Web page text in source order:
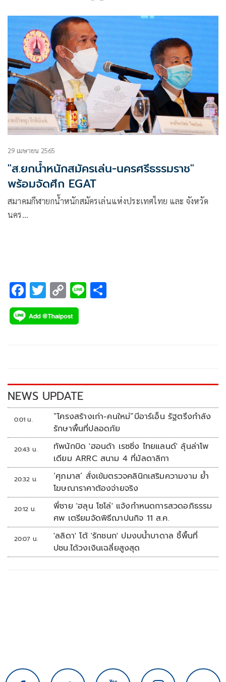
อายุ ในการแข่งขันกีฬาเทเบิลเทนนิสเพื่อความชนะเลิศแห่ง
ประเทศไทย ชิงถ้วยพระราชทาน ประจำปี 2565
29 เมษายน 2565
"ส.ยกน้ำหนักสมัครเล่น-นครศรีธรรมราช"
พร้อมจัดศึก EGAT
สมาคมกีฬายกน้ำหนักสมัครเล่นแห่งประเทศไทย และ จังหวัด
นคร…
F
ac
e
k
T
wi
tt
C
o
p
k
Li
NEWS UPDATE
0:01 น.
“โครงสร้างเก่า-คนใหม่”บีอาร์เอ็น รัฐตรึงกำลัง
รักษาพื้นที่ปลอดภัย
20:43 น.
ทัพนักบิด 'ฮอนด้า เรซซิ่ง ไทยแลนด์' ลุ้นล่าโพ
เดียม ARRC สนาม 4 ที่มัลดาลิกา
20:32 น.
‘ศุภมาส’ สั่งเข้มตรวจคลินิกเสริมความงาม ย้ำ
โฆษณาราคาต้องจ่ายจริง
20:12 น.
พี่ชาย 'ฮลุน โซโล่' แจ้งกำหนดการสวดอภิธรรม
ศพ เตรียมจัดพิธีฌาปนกิจ 11 ส.ค.
20:07 น.
'ลลิดา' โต้ 'รักชนก' ปมงบน้ำบาดาล ชี้พื้นที่
ปชน.ได้วงเงินเฉลี่ยสูงสุด